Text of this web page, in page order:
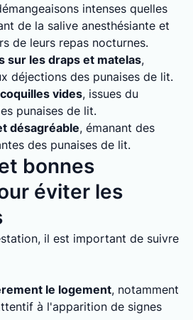
intenses quelles
de la salive anesthésiante et
de leurs repas nocturnes.
sur les draps et matelas,
déjections des punaises de lit.
vides, issues du
punaises de lit.
désagréable, émanant des
des punaises de lit.
bonnes
éviter les
il est important de suivre
le logement, notamment
à l'apparition de signes